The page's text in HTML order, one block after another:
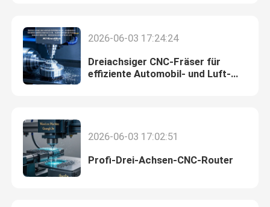
Über uns
Werksbesichtigung
Kontakt
2026-06-03 17:24:24
Dreiachsiger CNC-Fräser für
effiziente Automobil- und Luft-
2026-06-03 17:02:51
Profi-Drei-Achsen-CNC-Router